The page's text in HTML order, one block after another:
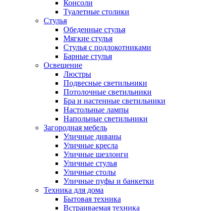
Консоли
Туалетные столики
Стулья
Обеденные стулья
Мягкие стулья
Стулья с подлокотниками
Барные стулья
Освещение
Люстры
Подвесные светильники
Потолочные светильники
Бра и настенные светильники
Настольные лампы
Напольные светильники
Загородная мебель
Уличные диваны
Уличные кресла
Уличные шезлонги
Уличные стулья
Уличные столы
Уличные пуфы и банкетки
Техника для дома
Бытовая техника
Встраиваемая техника